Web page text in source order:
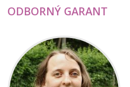
ODBORNÝ GARANT